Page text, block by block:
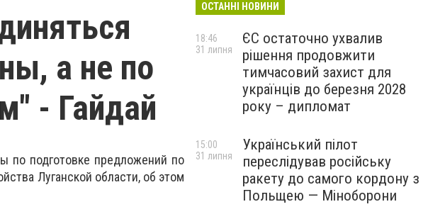
а не по
- Гайдай
по подготовке предложений по
Луганской области, об этом
ОСТАННІ НОВИНИ
ЄС остаточно ухвалив
рішення продовжити
тимчасовий захист для
українців до березня 2028
року – дипломат
18:46
31 липня
Український пілот
переслідував російську
ракету до самого кордону з
Польщею — Міноборони
15:00
31 липня